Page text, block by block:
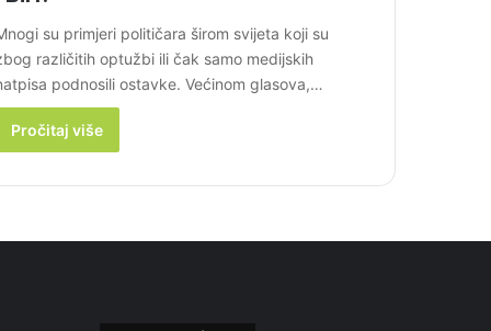
su primjeri političara širom svijeta koji su
različitih optužbi ili čak samo medijskih
podnosili ostavke. Većinom glasova,…
Pročitaj više